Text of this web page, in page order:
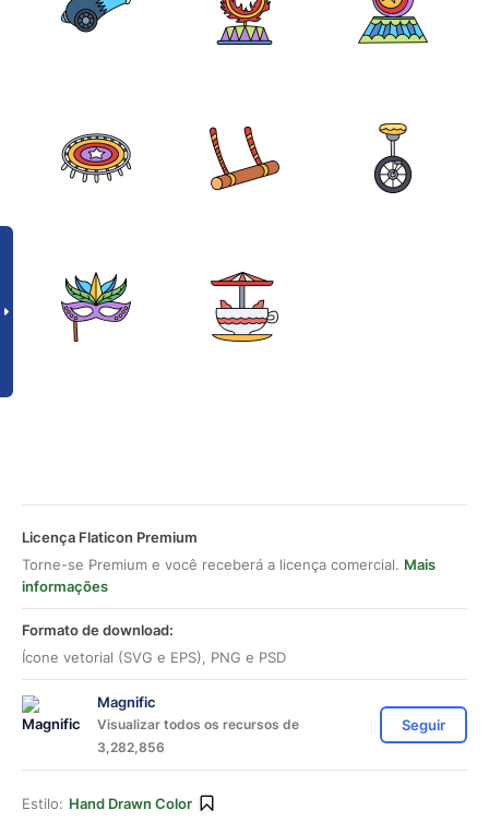
Licença Flaticon Premium
Torne-se Premium e você receberá a licença comercial. Mais
informações
Formato de download:
Ícone vetorial (SVG e EPS), PNG e PSD
Magnific
Visualizar todos os recursos de
3,282,856
Seguir
Estilo: Hand Drawn Color